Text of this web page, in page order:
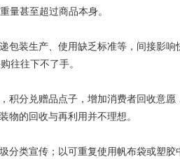
量甚至超过商品本身。
装生产、使用缺乏标准等，间接影响
往往下不了手。
分兑赠品点子，增加消费者回收意愿
物的回收与再利用并不理想。
类宣传；以可重复使用帆布袋或塑胶